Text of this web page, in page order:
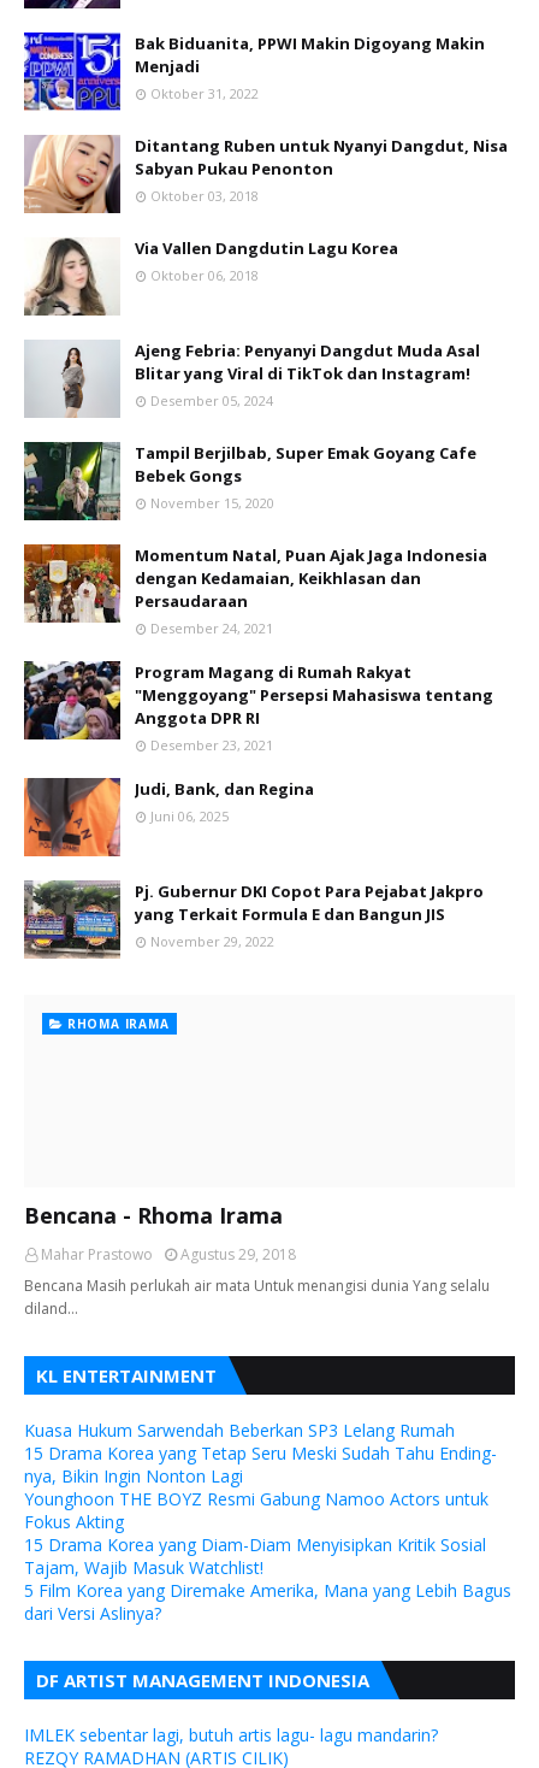
Bak Biduanita, PPWI Makin Digoyang Makin
Menjadi
Oktober 31, 2022
Ditantang Ruben untuk Nyanyi Dangdut, Nisa
Sabyan Pukau Penonton
Oktober 03, 2018
Via Vallen Dangdutin Lagu Korea
Oktober 06, 2018
Ajeng Febria: Penyanyi Dangdut Muda Asal
Blitar yang Viral di TikTok dan Instagram!
Desember 05, 2024
Tampil Berjilbab, Super Emak Goyang Cafe
Bebek Gongs
November 15, 2020
Momentum Natal, Puan Ajak Jaga Indonesia
dengan Kedamaian, Keikhlasan dan
Persaudaraan
Desember 24, 2021
Program Magang di Rumah Rakyat
"Menggoyang" Persepsi Mahasiswa tentang
Anggota DPR RI
Desember 23, 2021
Judi, Bank, dan Regina
Juni 06, 2025
Pj. Gubernur DKI Copot Para Pejabat Jakpro
yang Terkait Formula E dan Bangun JIS
November 29, 2022
RHOMA IRAMA
Bencana - Rhoma Irama
Mahar Prastowo
Agustus 29, 2018
Bencana Masih perlukah air mata Untuk menangisi dunia Yang selalu
diland…
KL ENTERTAINMENT
Kuasa Hukum Sarwendah Beberkan SP3 Lelang Rumah
15 Drama Korea yang Tetap Seru Meski Sudah Tahu Ending-
nya, Bikin Ingin Nonton Lagi
Younghoon THE BOYZ Resmi Gabung Namoo Actors untuk
Fokus Akting
15 Drama Korea yang Diam-Diam Menyisipkan Kritik Sosial
Tajam, Wajib Masuk Watchlist!
5 Film Korea yang Diremake Amerika, Mana yang Lebih Bagus
dari Versi Aslinya?
DF ARTIST MANAGEMENT INDONESIA
IMLEK sebentar lagi, butuh artis lagu- lagu mandarin?
REZQY RAMADHAN (ARTIS CILIK)